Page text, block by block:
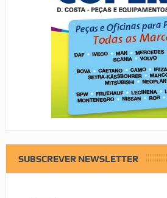
SUBSCREVER NEWSLETTER